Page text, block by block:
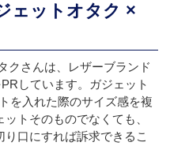
ェットオタク ×
クさんは、レザーブランド
しています。ガジェット
を入れた際のサイズ感を複
トそのものでなくても、
り口にすれば訴求できるこ